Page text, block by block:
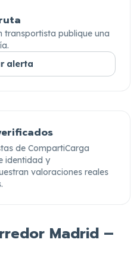
transportista publique una
alerta
de CompartiCarga
identidad y
valoraciones reales
Madrid –